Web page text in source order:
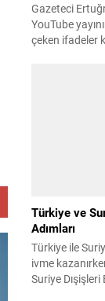
Gazeteci
YouTube
çeken ifadeler
Türkiye ve
Adımları
Türkiye ile
ivme
Suriye